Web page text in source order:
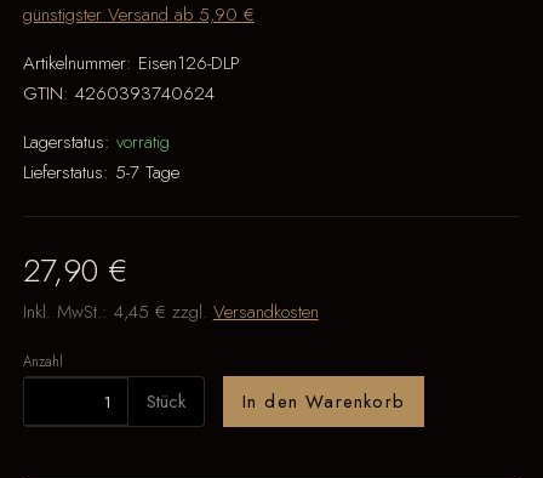
günstigster Versand ab 5,90 €
Artikelnummer: Eisen126-DLP
GTIN: 4260393740624
Lagerstatus: vorrätig
Lieferstatus: 5-7 Tage
27,90 €
Inkl. MwSt.: 4,45 € zzgl. Versandkosten
Anzahl
Stück In den Warenkorb